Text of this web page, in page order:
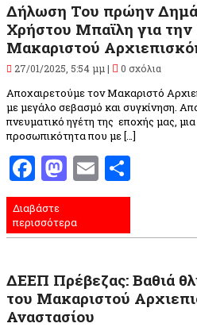
Δήλωση Του πρώην
Χρήστου Μπαϊλη για
Μακαριστού
27/01/2025, 5:54 μμ | 0 σχόλια
Αποχαιρετούμε τον Μακαριστό
με μεγάλο σεβασμό και συγκίνηση.
πνευματικό ηγέτη της εποχής μας,
προσωπικότητα που με […]
Facebook
Mastodon
Email
Διαβάστε
περισσότερα
ΔΕΕΠ Πρέβεζας: Βαθιά
του Μακαριστού
Αναστασίου